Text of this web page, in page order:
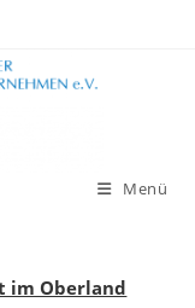
Menü
im Oberland